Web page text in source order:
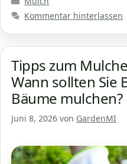
Kommentar hinterlassen
Tipps zum
Wann sollten Sie
Bäume mulchen?
Juni 8, 2026 von GardenMI